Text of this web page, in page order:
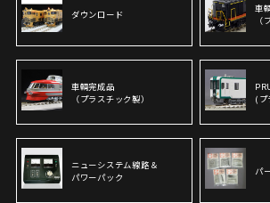
ダウンロード
車
（
車輌完成品
（プラスチック製）
(プ
ニューシステム線路＆
パワーパック
パ